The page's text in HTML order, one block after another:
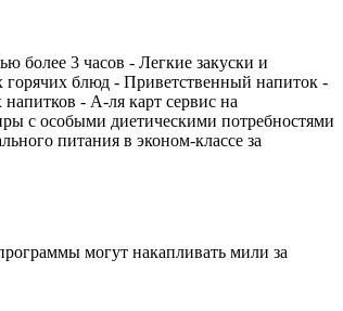
более 3 часов - Легкие закуски и
горячих блюд - Приветственный напиток -
- А-ля карт сервис на
с особыми диетическими потребностями
питания в эконом-классе за
могут накапливать мили за